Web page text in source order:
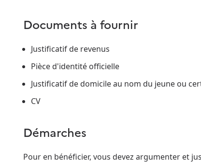
Documents à fournir
Justificatif de revenus
Pièce d'identité officielle
Justificatif de domicile au nom du jeune ou
CV
Démarches
Pour en bénéficier, vous devez argumenter et